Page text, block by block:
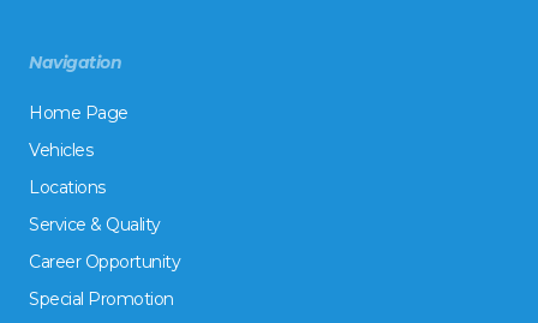
Navigation
Home Page
Vehicles
Locations
Service & Quality
Career Opportunity
Special Promotion